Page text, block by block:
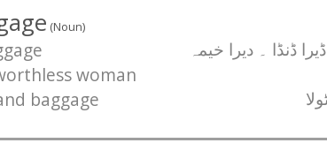
(Noun)
ڈنڈا ۔ دیرا خیمہ
woman
baggage